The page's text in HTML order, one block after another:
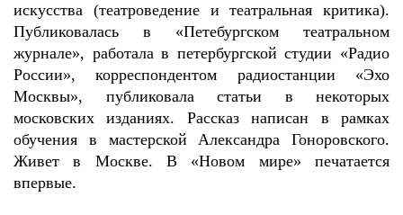
искусства (театроведение и театральная критика).
Публиковалась в «Петебургском театральном
журнале», работала в петербургской студии «Радио
России», корреспондентом радиостанции «Эхо
Москвы», публиковала статьи в некоторых
московских изданиях. Рассказ написан в рамках
обучения в мастерской Александра Гоноровского.
Живет в Москве. В «Новом мире» печатается
впервые.